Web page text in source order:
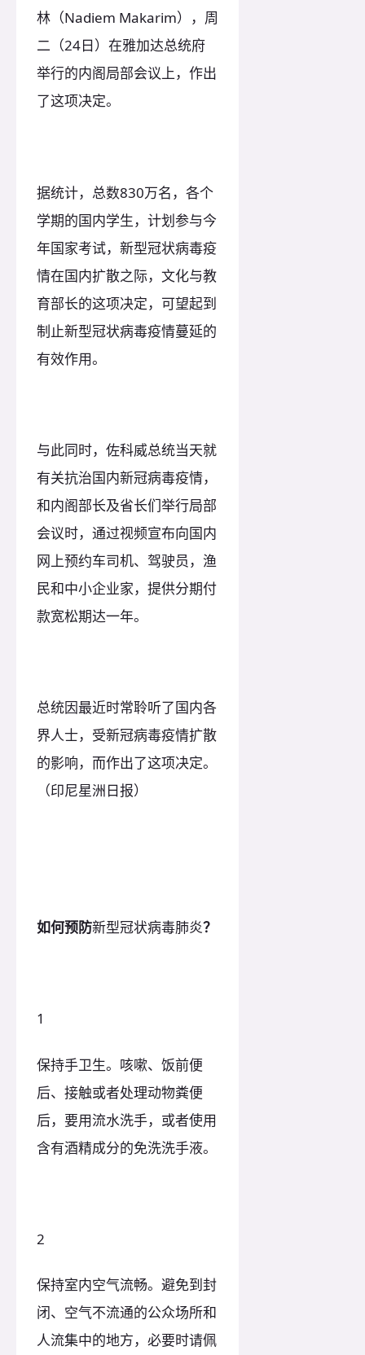
林（Nadiem Makarim），周
二（24日）在雅加达总统府
举行的内阁局部会议上，作出
了这项决定。
据统计，总数830万名，各个
学期的国内学生，计划参与今
年国家考试，新型冠状病毒疫
情在国内扩散之际，文化与教
育部长的这项决定，可望起到
制止新型冠状病毒疫情蔓延的
有效作用。
与此同时，佐科威总统当天就
有关抗治国内新冠病毒疫情，
和内阁部长及省长们举行局部
会议时，通过视频宣布向国内
网上预约车司机、驾驶员，渔
民和中小企业家，提供分期付
款宽松期达一年。
总统因最近时常聆听了国内各
界人士，受新冠病毒疫情扩散
的影响，而作出了这项决定。
（印尼星洲日报）
如何预防新型冠状病毒肺炎？
1
保持手卫生。咳嗽、饭前便
后、接触或者处理动物粪便
后，要用流水洗手，或者使用
含有酒精成分的免洗洗手液。
2
保持室内空气流畅。避免到封
闭、空气不流通的公众场所和
人流集中的地方，必要时请佩